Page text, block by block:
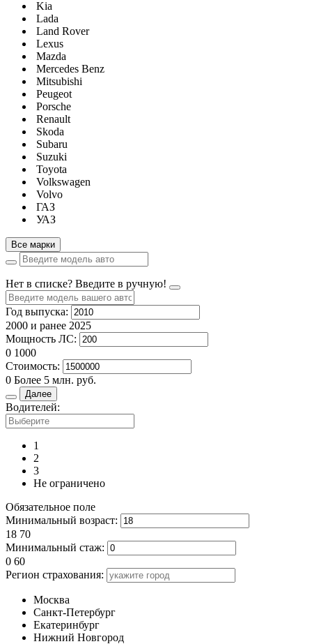
Kia
Lada
Land Rover
Lexus
Mazda
Mercedes Benz
Mitsubishi
Peugeot
Porsche
Renault
Skoda
Subaru
Suzuki
Toyota
Volkswagen
Volvo
ГАЗ
УАЗ
Все марки
Нет в списке? Введите в ручную!
Год выпуска:
2000 и ранее 2025
Мощность ЛС:
0 1000
Стоимость:
0 Более 5 млн. руб.
Далее
Водителей:
1
2
3
Не ограничено
Обязательное поле
Минимальный возраст:
18 70
Минимальный стаж:
0 60
Регион страхования:
Москва
Санкт-Петербург
Екатеринбург
Нижний Новгород